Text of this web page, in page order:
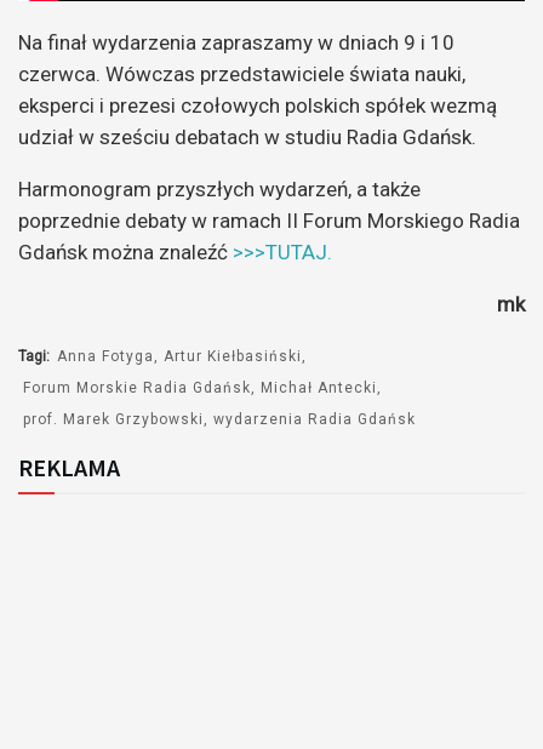
Na finał wydarzenia zapraszamy w dniach 9 i 10
czerwca. Wówczas przedstawiciele świata nauki,
eksperci i prezesi czołowych polskich spółek wezmą
udział w sześciu debatach w studiu Radia Gdańsk.
Harmonogram przyszłych wydarzeń, a także
poprzednie debaty w ramach II Forum Morskiego Radia
Gdańsk można znaleźć >>>TUTAJ.
mk
Tagi: Anna Fotyga
Artur Kiełbasiński
Forum Morskie Radia Gdańsk
Michał Antecki
prof. Marek Grzybowski
wydarzenia Radia Gdańsk
REKLAMA